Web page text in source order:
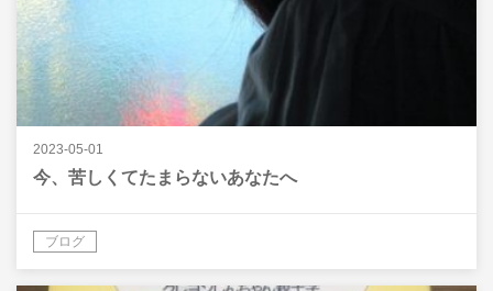
2023-05-01
今、苦しくてたまらないあなたへ
ブログ